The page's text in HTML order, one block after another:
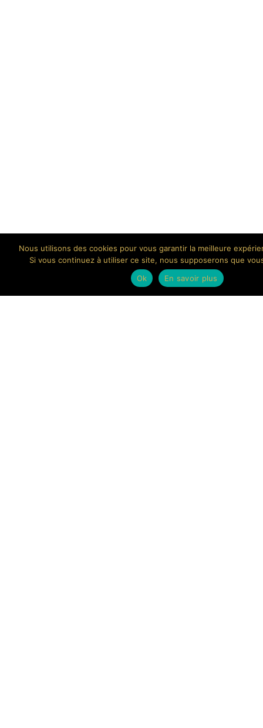
Nous utilisons des cookies pour vous garantir la meilleure
Si vous continuez à utiliser ce site, nous supposerons que
Ok
En savoir plus